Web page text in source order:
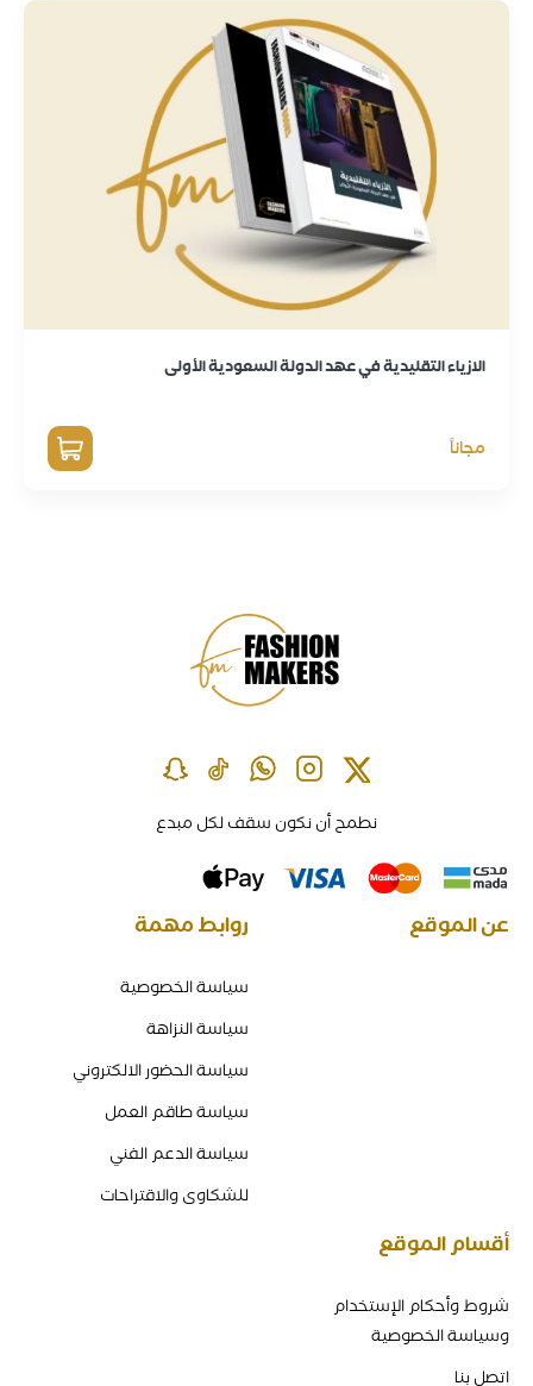
مجاناً
نطمح أن نكون سقف لكل مبدع
عن الموقع روابط مهمة
سياسة الخصوصية
سياسة النزاهة
سياسة الحضور الالكتروني
سياسة طاقم العمل
سياسة الدعم الفني
للشكاوى والاقتراحات
أقسام الموقع
شروط وأحكام الإستخدام
وسياسة الخصوصية
اتصل بنا